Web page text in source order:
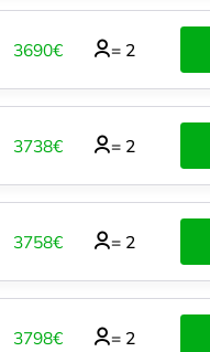
3690€ = 2
3738€ = 2
3758€ = 2
3798€ = 2